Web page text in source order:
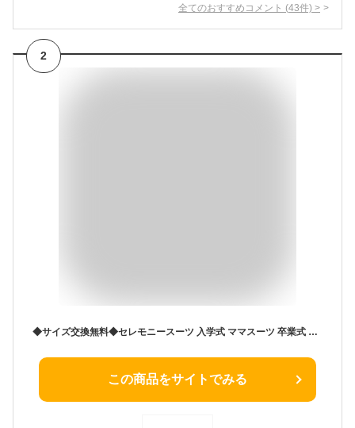
全てのおすすめコメント (43件) >
2
◆サイズ交換無料◆セレモニースーツ 入学式 ママスーツ 卒業式 スーツ レディース パンツスーツ フォーマルスーツ パンツ ジャケット セットアップ 洗える 大きいサイズ 低身長 高身長 通勤 オフィス ビジネス ママ 母 母親 祖母 服装
この商品をサイトでみる